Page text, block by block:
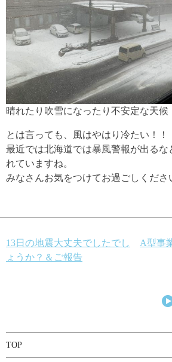
晴れたり吹雪になったり不安定な天候
とは言っても、風はやはり冷たい！！
最近では北海道では暴風警報が出るな
れていますね。
みなさんお気をつけてお過ごしくださ
投
ゲ
ー
13日の地震大丈夫でしたでし
ょうか？＆ご報告
A型事
TOP